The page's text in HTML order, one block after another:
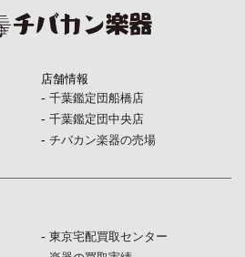
店舗情報
- 千葉鑑定団船橋店
- 千葉鑑定団中央店
- チバカン楽器の売場
- 東京宅配買取センター